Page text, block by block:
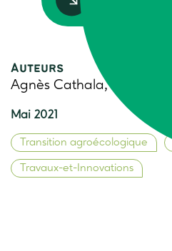
Auteurs
Agnès Cathala, Trame
Mai 2021
Transition agroécologique
Travaux-et-Innovations